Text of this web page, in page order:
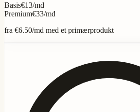
Basis€13/md
Premium€33/md
fra €6.50/md med et primærprodukt